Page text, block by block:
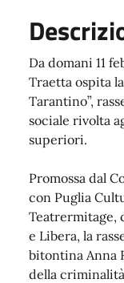
Da domani 11
Traetta ospita
Tarantino”,
sociale rivolta
superiori.
Promossa dal
con Puglia
Teatrermitage,
e Libera, la
bitontina Anna
della